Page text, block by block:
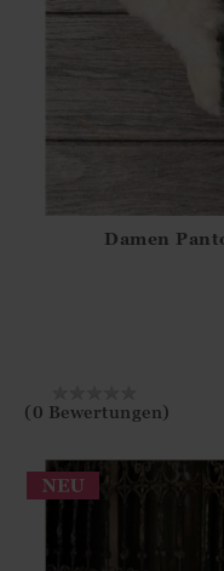
Damen
(0 Bewertungen)